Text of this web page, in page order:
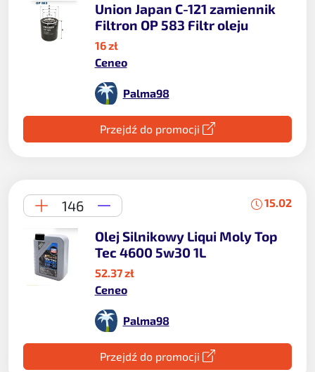
Union Japan C-121 zamiennik
Filtron OP 583 Filtr oleju
16 zł
Ceneo
Palma98
Przejdź do promocji
146 15.02
Olej Silnikowy Liqui Moly Top
Tec 4600 5w30 1L
52.37 zł
Ceneo
Palma98
Przejdź do promocji